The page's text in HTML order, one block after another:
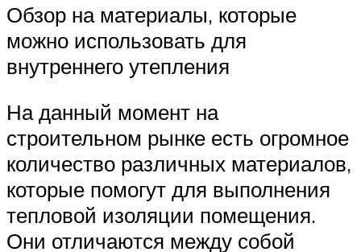
Обзор на материалы, которые
можно использовать для
внутреннего утепления
На данный момент на
строительном рынке есть огромное
количество различных материалов,
которые помогут для выполнения
тепловой изоляции помещения.
Они отличаются между собой